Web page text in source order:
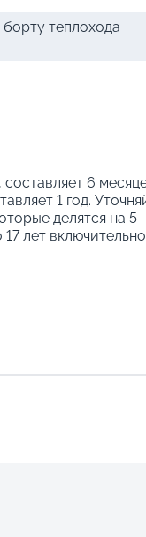
теплохода
6
1 год.
делятся на 5
лет